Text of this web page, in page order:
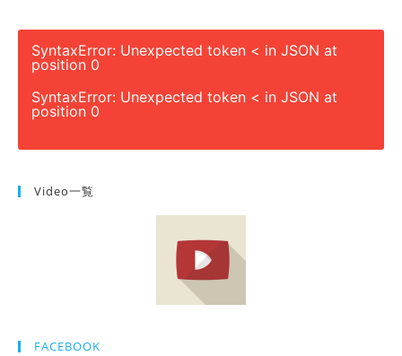
SyntaxError: Unexpected token < in JSON at
position 0
SyntaxError: Unexpected token < in JSON at
position 0
Video一覧
FACEBOOK